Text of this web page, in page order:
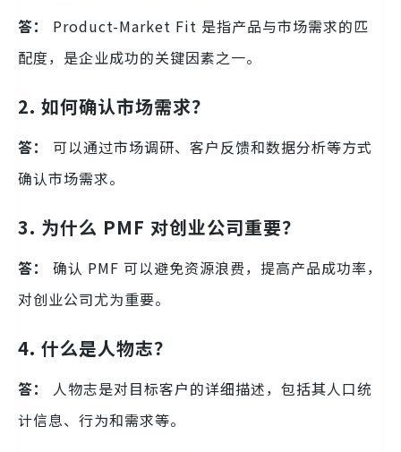
答：
Product-Market Fit 是指产品与市场需求的匹
配度，是企业成功的关键因素之一。
2. 如何确认市场需求？
答：
可以通过市场调研、客户反馈和数据分析等方式
确认市场需求。
3. 为什么 PMF 对创业公司重要？
答：
确认 PMF 可以避免资源浪费，提高产品成功率，
对创业公司尤为重要。
4. 什么是人物志？
答：
人物志是对目标客户的详细描述，包括其人口统
计信息、行为和需求等。